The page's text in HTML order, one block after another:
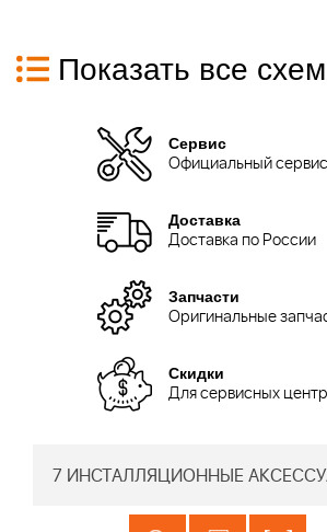
Показать все
Сервис
Официальный сервис
Доставка
Доставка по России
Запчасти
Оригинальные
Скидки
Для сервисных